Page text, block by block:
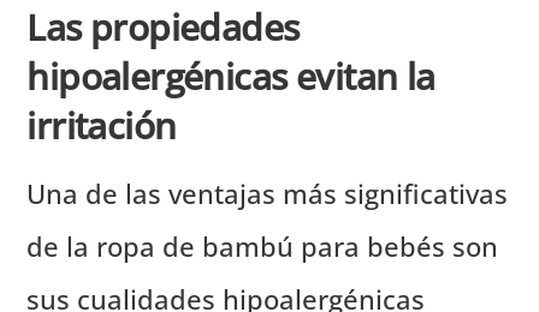
Las propiedades
hipoalergénicas evitan la
irritación
Una de las ventajas más significativas
de la ropa de bambú para bebés son
sus cualidades hipoalergénicas